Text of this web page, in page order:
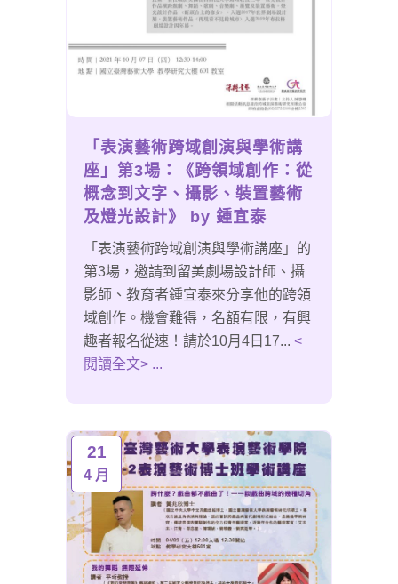
「表演藝術跨域創演與學術講
座」第3場：《跨領域創作：從
概念到文字、攝影、裝置藝術
及燈光設計》 by 鍾宜泰
「表演藝術跨域創演與學術講座」的
第3場，邀請到留美劇場設計師、攝
影師、教育者鍾宜泰來分享他的跨領
域創作。機會難得，名額有限，有興
趣者報名從速！請於10月4日17... <
閱讀全文> ...
21
4 月